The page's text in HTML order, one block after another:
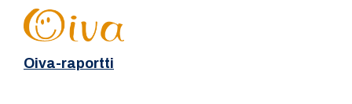
Oiva-raportti